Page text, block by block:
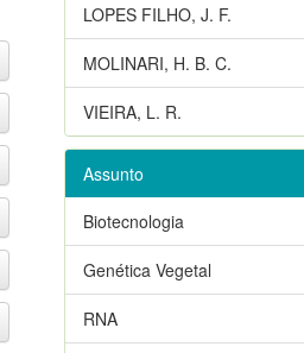
LOPES FILHO, J. F.
MOLINARI, H. B. C.
VIEIRA, L. R.
Assunto
Biotecnologia
Genética Vegetal
RNA